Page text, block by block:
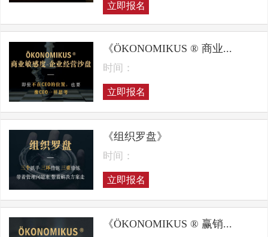
立即报名
《ÖKONOMIKUS ® 商业...
时间：
立即报名
《组织罗盘》
时间：
立即报名
《ÖKONOMIKUS ® 赢销...